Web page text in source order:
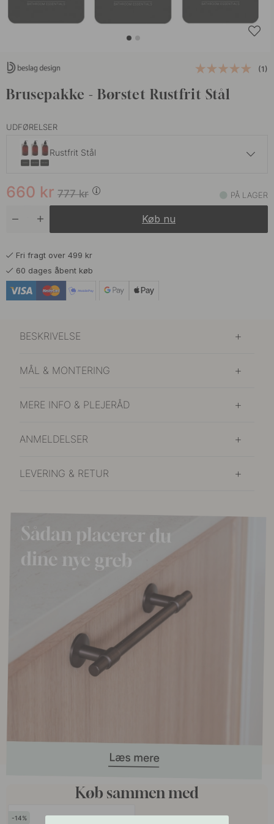
(1)
Brusepakke - Børstet Rustfrit Stål
UDFØRELSER
Rustfrit Stål
Krom På lager
På lager
777kr
660 kr PÅ LAGER
Køb nu
Fri fragt over 499 kr
60 dages åbent køb
BESKRIVELSE
MÅL & MONTERING
MERE INFO & PLEJERÅD
ANMELDELSER
LEVERING & RETUR
Køb sammen med
14